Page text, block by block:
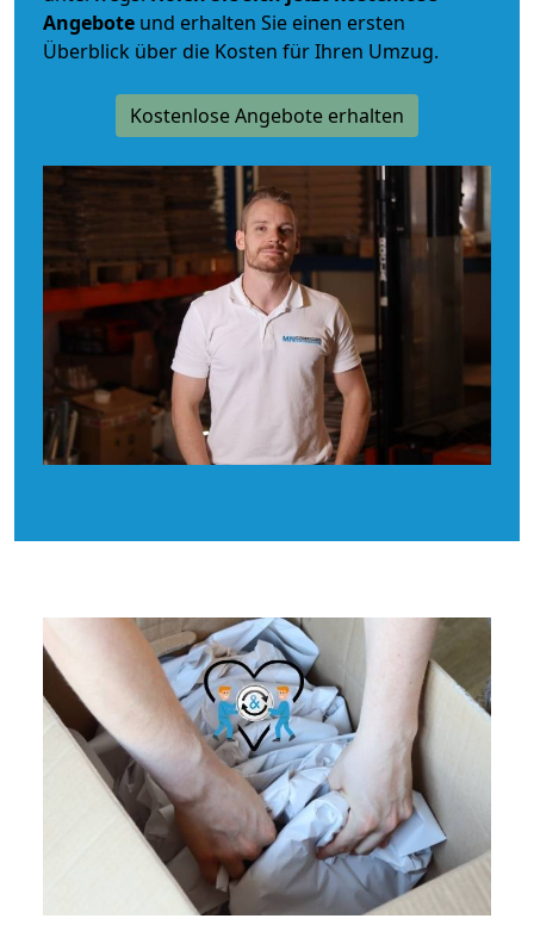
Angebote und erhalten Sie einen ersten
Überblick über die Kosten für Ihren Umzug.
Kostenlose Angebote erhalten